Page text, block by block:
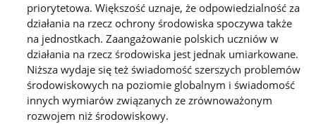
priorytetowa. Większość uznaje, że odpowiedzialność za
działania na rzecz ochrony środowiska spoczywa także
na jednostkach. Zaangażowanie polskich uczniów w
działania na rzecz środowiska jest jednak umiarkowane.
Niższa wydaje się też świadomość szerszych problemów
środowiskowych na poziomie globalnym i świadomość
innych wymiarów związanych ze zrównoważonym
rozwojem niż środowiskowy.